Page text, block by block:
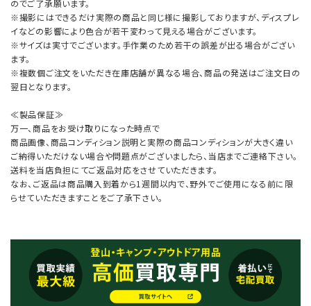
のでご了承願います。
※撮影にはできるだけ実際の商品と同じ様に撮影しておりますが、ディスプレ
イなどの影響により色合が若干変わって見える場合がございます。
※サイズは実寸でございます。手作業のため若干の誤差が出る場合がござい
ます。
※複数個ご注文をいただき在庫店舗が異なる場合、商品の発送はご注文日の
翌日となります。
≪製品保証≫
万一、商品をお受け取りになった時点で
商品画像、商品コンディション説明と実際の商品コンディションが大きく違い
ご納得いただけない場合や問題点がございましたら、当店までご連絡下さい。
送料を当店負担にてご返品対応をさせていただきます。
なお、ご返品は商品購入到着から1週間以内で、野外でご使用になる前に限
らせていただきますことをご了承下さい。